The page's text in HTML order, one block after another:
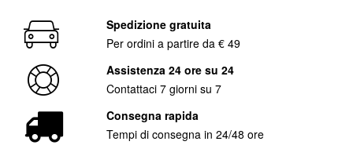
Spedizione gratuita
Per ordini a partire da € 49
Assistenza 24 ore su 24
Contattaci 7 giorni su 7
Consegna rapida
Tempi di consegna in 24/48 ore